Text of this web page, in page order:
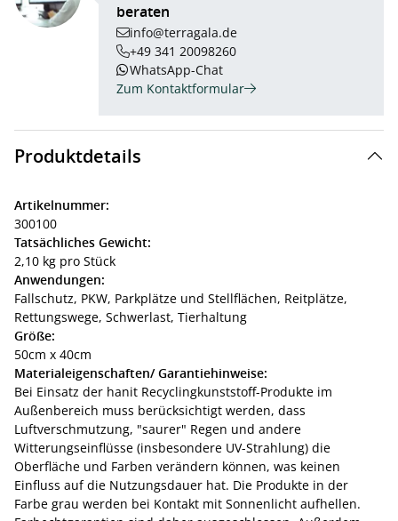
beraten
info@terragala.de
+49 341 20098260
WhatsApp-Chat
Zum Kontaktformular
Produktdetails
Artikelnummer:
300100
Tatsächliches Gewicht:
2,10 kg pro Stück
Anwendungen:
Fallschutz, PKW, Parkplätze und Stellflächen, Reitplätze,
Rettungswege, Schwerlast, Tierhaltung
Größe:
50cm x 40cm
Materialeigenschaften/ Garantiehinweise:
Bei Einsatz der hanit Recyclingkunststoff-Produkte im
Außenbereich muss berücksichtigt werden, dass
Luftverschmutzung, "saurer" Regen und andere
Witterungseinflüsse (insbesondere UV-Strahlung) die
Oberfläche und Farben verändern können, was keinen
Einfluss auf die Nutzungsdauer hat. Die Produkte in der
Farbe grau werden bei Kontakt mit Sonnenlicht aufhellen.